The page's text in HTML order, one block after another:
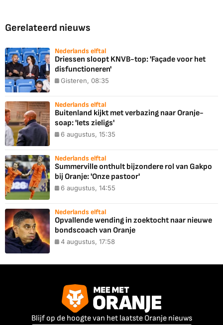
Gerelateerd nieuws
Nederlands elftal
Driessen sloopt KNVB-top: 'Façade voor het
disfunctioneren'
Gisteren, 08:35
Nederlands elftal
Buitenland kijkt met verbazing naar Oranje-
soap: 'Iets zieligs'
6 augustus, 15:35
Nederlands elftal
Summerville onthult bijzondere rol van Gakpo
bij Oranje: 'Onze pastoor'
6 augustus, 14:55
Nederlands elftal
Opvallende wending in zoektocht naar nieuwe
bondscoach van Oranje
4 augustus, 17:58
Blijf op de hoogte van het laatste Oranje nieuws